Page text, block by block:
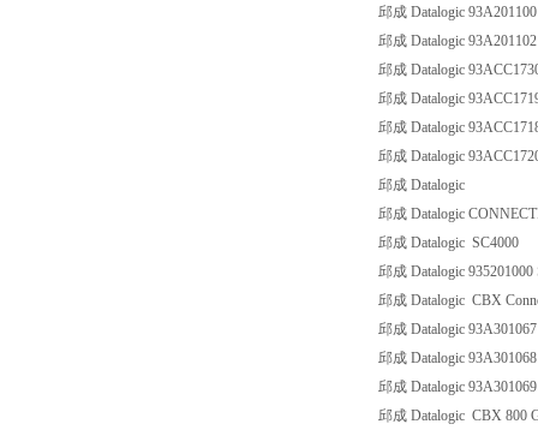
邱成 Datalogic
邱成 Datalogic
邱成 Datalogic
邱成 Datalogic
邱成 Datalogic
邱成 Datalogic
邱成 Datalogic
邱成 Datalogic
邱成 Datalogic SC4000
邱成 Datalogic
邱成 Datalogic CBX
邱成 Datalogic
邱成 Datalogic
邱成 Datalogic
邱成 Datalogic CBX 800